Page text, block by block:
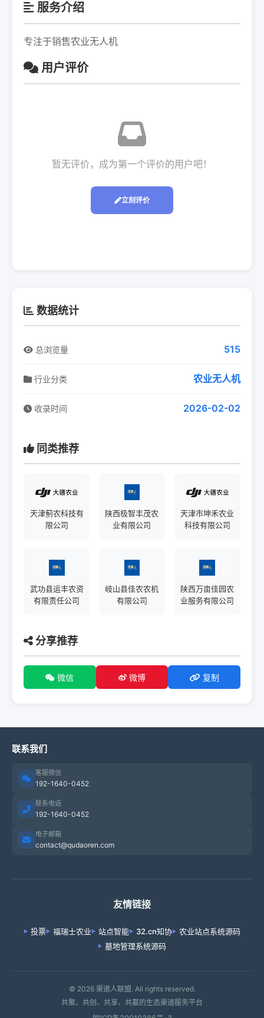
服务介绍
专注于销售农业无人机
用户评价
暂无评价，成为第一个评价的用户吧！
立刻评价
数据统计
总浏览量 515
行业分类 农业无人机
收录时间 2026-02-02
同类推荐
天津蓟农科技有
限公司
陕西极智丰茂农
业有限公司
天津市坤禾农业
科技有限公司
武功县运丰农资
有限责任公司
岐山县佳农农机
有限公司
陕西万亩佳园农
业服务有限公司
分享推荐
微信 微博 复制
联系我们
客服微信
192-1640-0452
联系电话
192-1640-0452
电子邮箱
contact@qudaoren.com
友情链接
投票 福瑞士农业 站点智能 32.cn知协
农业站点系统源码
墓地管理系统源码
© 2026 渠道人联盟. All rights reserved.
共聚、共创、共享、共赢的生态渠道服务平台